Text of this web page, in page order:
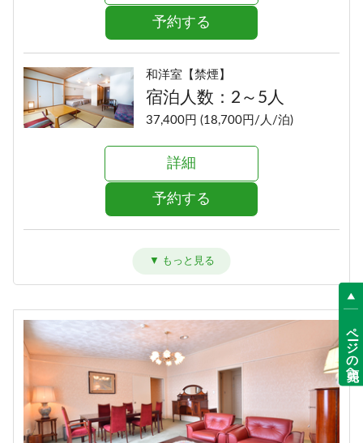
予約する
和洋室【禁煙】
宿泊人数：2～5人
37,400円 (18,700円/人/泊)
詳細
予約する
詳細
予約する
ページの先頭へ